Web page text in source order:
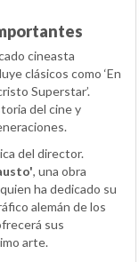
cineasta
clásicos como ‘En
Superstar’.
del cine y
del director.
, una obra
ha dedicado su
alemán de los
sus
arte.